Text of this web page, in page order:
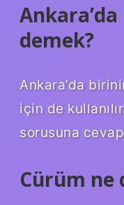
demek?
Ankara’da
için de
sorusuna
Cürüm ne